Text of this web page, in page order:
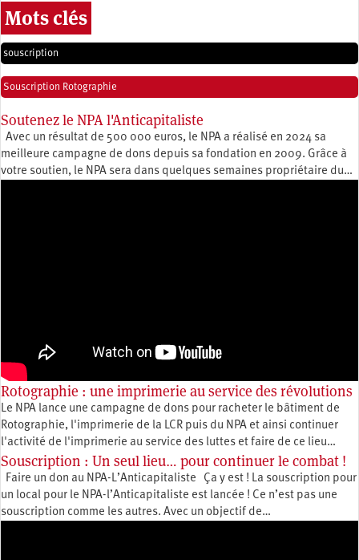
Mots clés
souscription
Souscription Rotographie
Soutenez le NPA l'Anticapitaliste
Avec un résultat de 500 000 euros, le NPA a réalisé en 2024 sa
meilleure campagne de dons depuis sa fondation en 2009. Grâce à
votre soutien, le NPA sera dans quelques semaines propriétaire du…
Rotographie : une imprimerie au service des révolutions
Le NPA lance une campagne de dons pour racheter le bâtiment de
Rotographie, l'imprimerie de la LCR puis du NPA et ainsi continuer
l'activité de l'imprimerie au service des luttes et faire de ce lieu…
Souscription : Un seul lieu… pour continuer le combat !
Faire un don au NPA-L’Anticapitaliste Ça y est ! La souscription pour
un local pour le NPA-l’Anticapitaliste est lancée ! Ce n’est pas une
souscription comme les autres. Avec un objectif de…